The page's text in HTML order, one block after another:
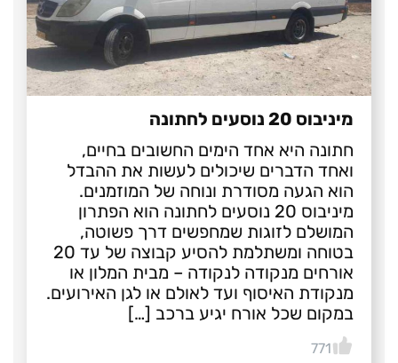
מיניבוס 20 נוסעים לחתונה
חתונה היא אחד הימים החשובים בחיים,
ואחד הדברים שיכולים לעשות את ההבדל
הוא הגעה מסודרת ונוחה של המוזמנים.
מיניבוס 20 נוסעים לחתונה הוא הפתרון
המושלם לזוגות שמחפשים דרך פשוטה,
בטוחה ומשתלמת להסיע קבוצה של עד 20
אורחים מנקודה לנקודה – מבית המלון או
מנקודת האיסוף ועד לאולם או לגן האירועים.
במקום שכל אורח יגיע ברכב […]
771